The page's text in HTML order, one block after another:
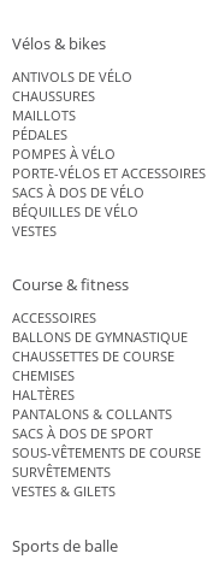
Vélos & bikes
ANTIVOLS DE VÉLO
CHAUSSURES
MAILLOTS
PÉDALES
POMPES À VÉLO
PORTE-VÉLOS ET ACCESSOIRES
SACS À DOS DE VÉLO
BÉQUILLES DE VÉLO
VESTES
Course & fitness
ACCESSOIRES
BALLONS DE GYMNASTIQUE
CHAUSSETTES DE COURSE
CHEMISES
HALTÈRES
PANTALONS & COLLANTS
SACS À DOS DE SPORT
SOUS-VÊTEMENTS DE COURSE
SURVÊTEMENTS
VESTES & GILETS
Sports de balle